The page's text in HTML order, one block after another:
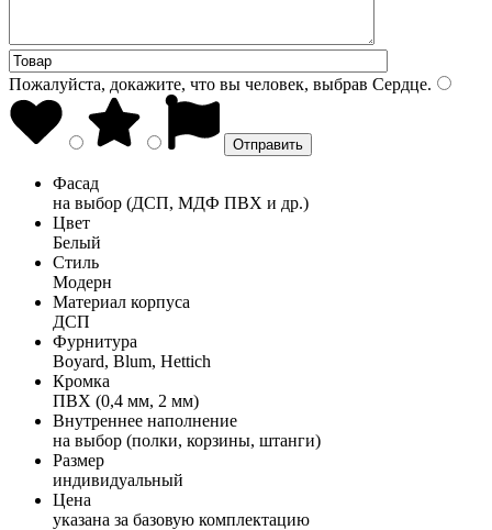
Пожалуйста, докажите, что вы человек, выбрав Сердце.
Фасад
на выбор (ДСП, МДФ ПВХ и др.)
Цвет
Белый
Стиль
Модерн
Материал корпуса
ДСП
Фурнитура
Boyard, Blum, Hettich
Кромка
ПВХ (0,4 мм, 2 мм)
Внутреннее наполнение
на выбор (полки, корзины, штанги)
Размер
индивидуальный
Цена
указана за базовую комплектацию